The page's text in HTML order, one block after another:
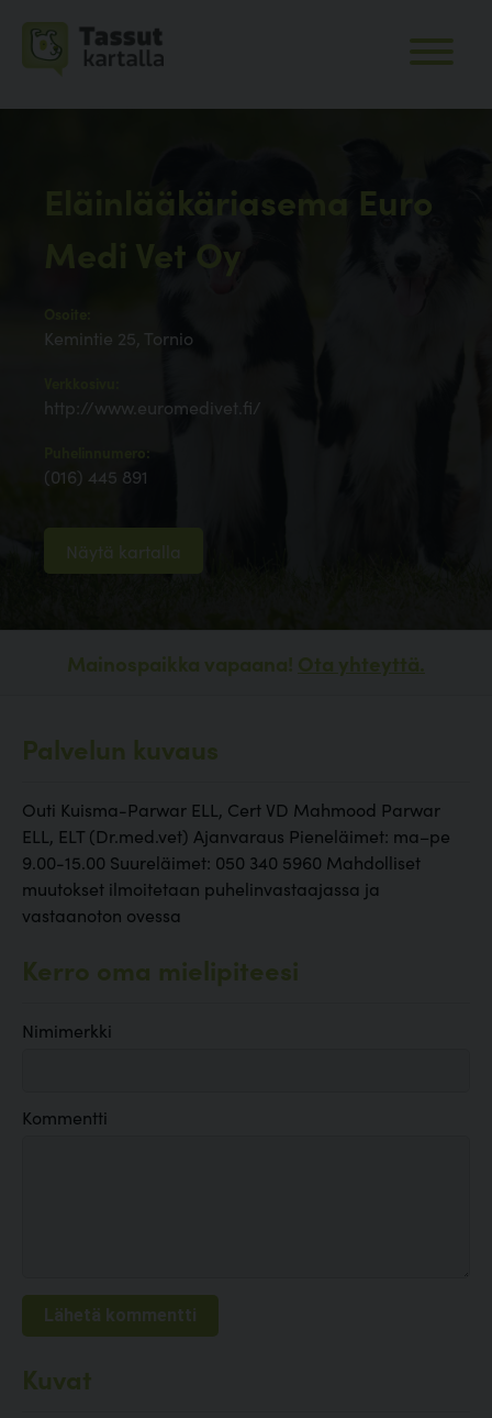
Eläinlääkäriasema Euro
Medi Vet Oy
Kemintie 25, Tornio
http://www.euromedivet.fi/
Puhelinnumero:
(016) 445 891
Näytä kartalla
Mainospaikka vapaana! Ota yhteyttä.
Palvelun kuvaus
Outi Kuisma-Parwar ELL, Cert VD Mahmood Parwar
ELL, ELT (Dr.med.vet) Ajanvaraus Pieneläimet: ma–pe
9.00-15.00 Suureläimet: 050 340 5960 Mahdolliset
muutokset ilmoitetaan puhelinvastaajassa ja
vastaanoton ovessa
Kerro oma mielipiteesi
Nimimerkki
Kommentti
Kuvat